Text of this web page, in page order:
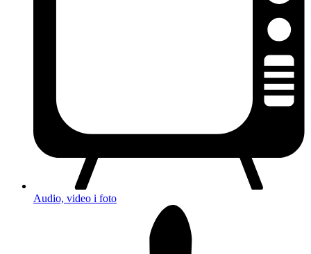
Audio, video i foto